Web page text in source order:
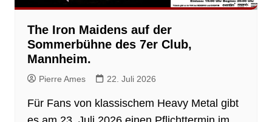
The Iron Maidens auf der
Sommerbühne des 7er Club,
Mannheim.
Pierre Ames 22. Juli 2026
Für Fans von klassischem Heavy Metal gibt